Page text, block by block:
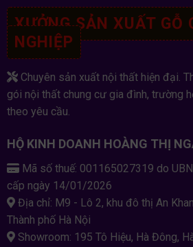
XƯỞNG SẢN XUẤT GỖ
NGHIỆP
Chuyên sản xuất nội thất hiện đại.
gói nội thất chung cư gia đình, trường
theo yêu cầu.
HỘ KINH DOANH HOÀNG THỊ
Mã số thuế: 001165027319 do
cấp ngày 14/01/2026
Địa chỉ: M9 - Lô 2, khu đô thị An
Thành phố Hà Nội
Showroom: 195 Tô Hiệu, Hà Đông,